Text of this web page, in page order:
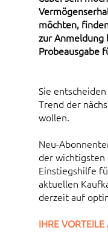
möchten,
zur Anmeldung
Probeausgabe
Sie
Trend der
wollen.
Neu-
der wichtigsten
Einstiegshilfe
aktuellen
derzeit auf
IHRE